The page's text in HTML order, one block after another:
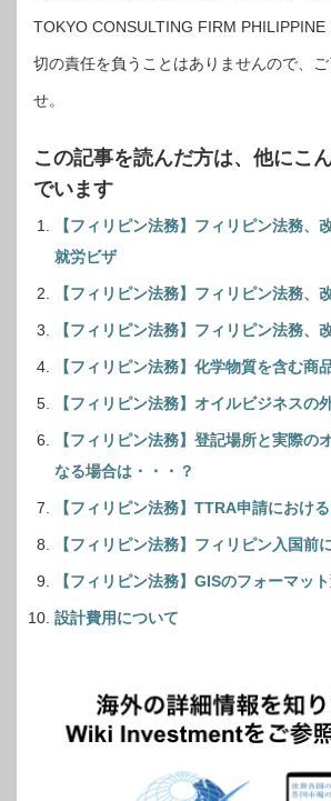
TOKYO CONSULTING FIRM PHILIPPINE
切の責任を負うことはありませんので、
せ。
この記事を読んだ方は、他にこ
でいます
【フィリピン法務】フィリピン法務
就労ビザ
【フィリピン法務】フィリピン法務、
【フィリピン法務】フィリピン法務
【フィリピン法務】化学物質を含む商
【フィリピン法務】オイルビジネスの
【フィリピン法務】登記場所と実際の
なる場合は・・・？
【フィリピン法務】TTRA申請におけ
【フィリピン法務】フィリピン入国前
【フィリピン法務】GISのフォーマッ
設計費用について